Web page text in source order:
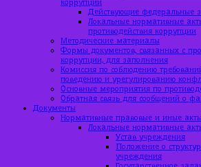
коррупции
Действующие федеральные
Локальные нормативные
противодействия коррупции
Методические материалы
Формы документов, связанных с
коррупции, для заполнения
Комиссия по соблюдению
поведению и урегулированию
Основные мероприятия по
Обратная связь для сообщений о
Документы
Нормативные правовые и иные
Локальные нормативные
Устав учреждения
Положение о
учреждения